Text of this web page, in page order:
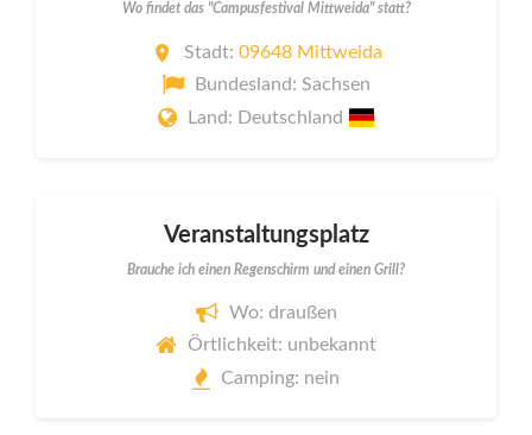
Wo findet das "Campusfestival Mittweida" statt?
Stadt: 09648 Mittweida
Bundesland: Sachsen
Land: Deutschland
Veranstaltungsplatz
Brauche ich einen Regenschirm und einen Grill?
Wo: draußen
Örtlichkeit: unbekannt
Camping: nein